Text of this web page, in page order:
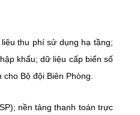
thu phí sử dụng hạ tầng;
khẩu; dữ liệu cấp biển số
Bộ đội Biên Phòng.
nền tảng thanh toán trực